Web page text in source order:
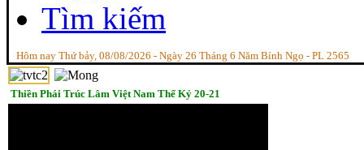
Tìm kiếm
Hôm nay Thứ bảy, 08/08/2026 - Ngày 26 Tháng 6 Năm Bính Ngọ - PL 2565
Thiền Phái Trúc Lâm Việt Nam Thế Kỷ 20-21